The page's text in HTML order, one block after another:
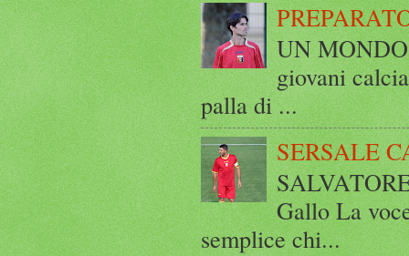
UN
giovani
palla di ...
SERSALE
Gallo La
semplice chi...